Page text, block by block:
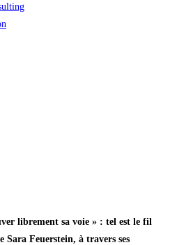
librement sa voie » : tel est le fil
Sara Feuerstein, à travers ses